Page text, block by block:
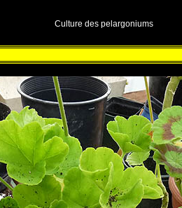
Culture des pelargoniums